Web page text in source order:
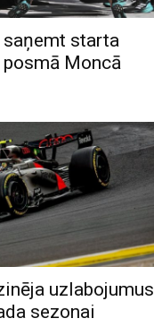
starta
Moncā
uzlabojumus
sezonai